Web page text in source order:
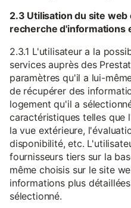
2.3 Utilisation du site
recherche d'informations
2.3.1 L'utilisateur a la
services auprès des
paramètres qu'il a lui-
de récupérer des
logement qu'il a
caractéristiques telles que
la vue extérieure,
disponibilité, etc.
fournisseurs tiers sur la
même choisis sur le site
informations plus
sélectionné.